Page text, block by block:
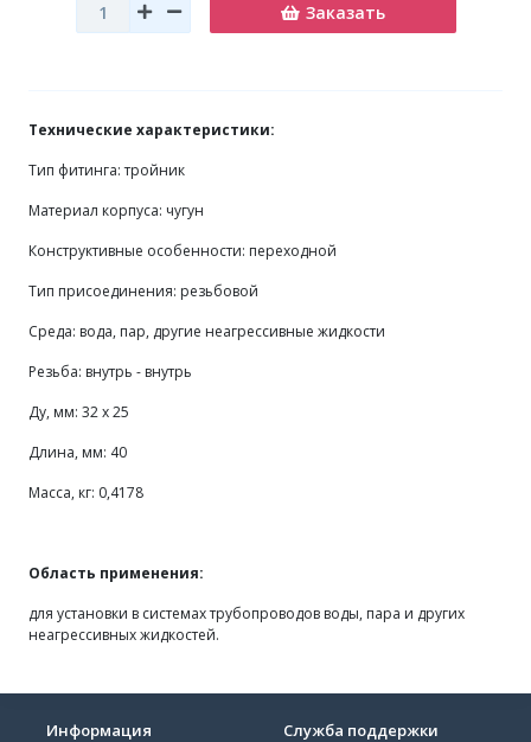
Заказать
Технические характеристики:
Тип фитинга: тройник
Материал корпуса: чугун
Конструктивные особенности: переходной
Тип присоединения: резьбовой
Среда: вода, пар, другие неагрессивные жидкости
Резьба: внутрь - внутрь
Ду, мм: 32 х 25
Длина, мм: 40
Масса, кг: 0,4178
Область применения:
для установки в системах трубопроводов воды, пара и других
неагрессивных жидкостей.
Информация Служба поддержки